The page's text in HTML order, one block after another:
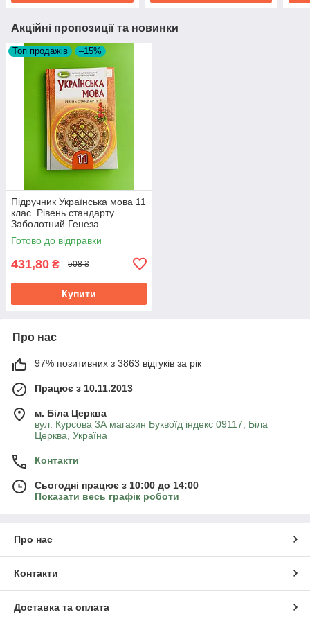
Акційні пропозиції та новинки
Топ продажів –15%
Підручник Українська мова 11
клас. Рівень стандарту
Заболотний Генеза
Готово до відправки
431,80 ₴ 508 ₴
Купити
Про нас
97% позитивних з 3863 відгуків за рік
Працює з 10.11.2013
м. Біла Церква
вул. Курсова 3А магазин Буквоїд індекс 09117, Біла
Церква, Україна
Контакти
Сьогодні працює з 10:00 до 14:00
Показати весь графік роботи
Про нас
Контакти
Доставка та оплата